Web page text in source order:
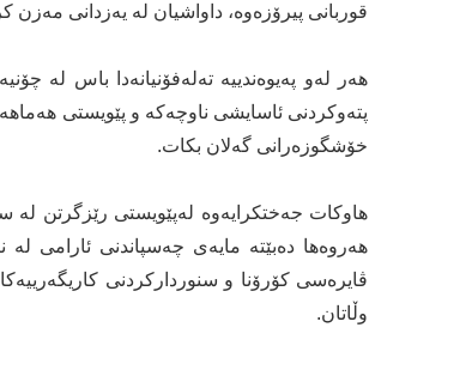
قوربانی پیرۆزەوە، داواشیان لە یەزدانی
هەر لەو پەیوەندییە تەلەفۆنیانەدا باس لە
پتەوکردنی ئاسایشی ناوچەکە و پێویستی
خۆشگوزەرانی گەلان بکات.
ھاوکات جەختکرایەوە لەپێویستی رێزگرتن لە
ھەروەھا دەبێتە مایەی چەسپاندنی ئارامی لە
ڤایرەسی کۆرۆنا و سنوردارکردنی
وڵاتان.